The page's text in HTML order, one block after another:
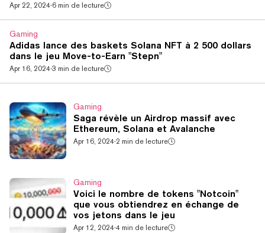
Apr 22, 2024·6 min de lecture
Gaming
Adidas lance des baskets Solana NFT à 2 500 dollars
dans le jeu Move-to-Earn "Stepn"
Apr 16, 2024·3 min de lecture
Gaming
Saga révèle un Airdrop massif avec
Ethereum, Solana et Avalanche
Apr 16, 2024·2 min de lecture
Gaming
Voici le nombre de tokens "Notcoin"
que vous obtiendrez en échange de
vos jetons dans le jeu
Apr 12, 2024·4 min de lecture